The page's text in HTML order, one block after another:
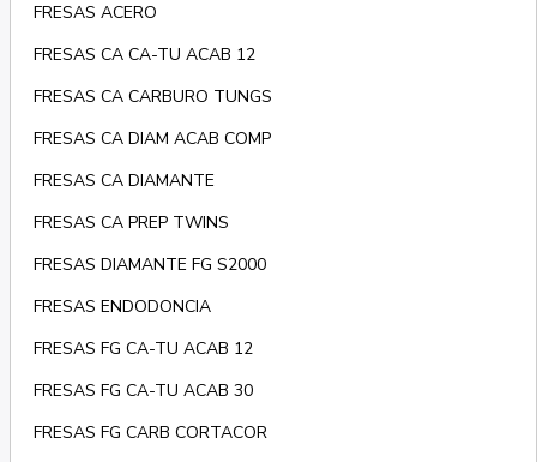
FRESAS ACERO
FRESAS CA CA-TU ACAB 12
FRESAS CA CARBURO TUNGS
FRESAS CA DIAM ACAB COMP
FRESAS CA DIAMANTE
FRESAS CA PREP TWINS
FRESAS DIAMANTE FG S2000
FRESAS ENDODONCIA
FRESAS FG CA-TU ACAB 12
FRESAS FG CA-TU ACAB 30
FRESAS FG CARB CORTACOR